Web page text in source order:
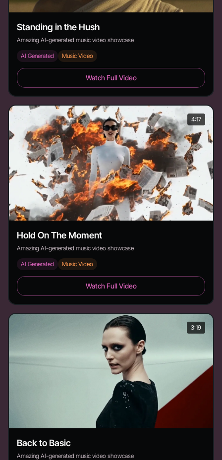
Standing in the Hush
Amazing AI-generated music video showcase
AI Generated Music Video
Standing in the Hush - Duration: 3:22
Watch Full Video
4:17
Hold On The Moment
Amazing AI-generated music video showcase
AI Generated Music Video
Hold On The Moment - Duration: 4:17
Watch Full Video
3:19
Back to Basic
Amazing AI-generated music video showcase